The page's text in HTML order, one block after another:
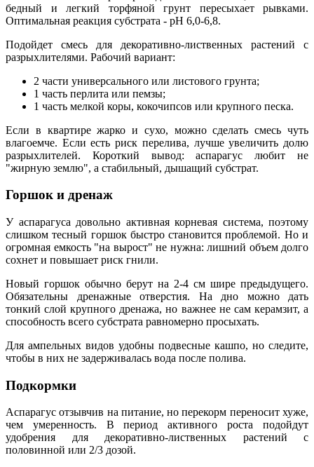
бедный и легкий торфяной грунт пересыхает рывками.
Оптимальная реакция субстрата - pH 6,0-6,8.
Подойдет смесь для декоративно-лиственных растений с
разрыхлителями. Рабочий вариант:
2 части универсального или листового грунта;
1 часть перлита или пемзы;
1 часть мелкой коры, кокочипсов или крупного песка.
Если в квартире жарко и сухо, можно сделать смесь чуть
влагоемче. Если есть риск перелива, лучше увеличить долю
разрыхлителей. Короткий вывод: аспарагус любит не
"жирную землю", а стабильный, дышащий субстрат.
Горшок и дренаж
У аспарагуса довольно активная корневая система, поэтому
слишком тесный горшок быстро становится проблемой. Но и
огромная емкость "на вырост" не нужна: лишний объем долго
сохнет и повышает риск гнили.
Новый горшок обычно берут на 2-4 см шире предыдущего.
Обязательны дренажные отверстия. На дно можно дать
тонкий слой крупного дренажа, но важнее не сам керамзит, а
способность всего субстрата равномерно просыхать.
Для ампельных видов удобны подвесные кашпо, но следите,
чтобы в них не задерживалась вода после полива.
Подкормки
Аспарагус отзывчив на питание, но перекорм переносит хуже,
чем умеренность. В период активного роста подойдут
удобрения для декоративно-лиственных растений с
половинной или 2/3 дозой.